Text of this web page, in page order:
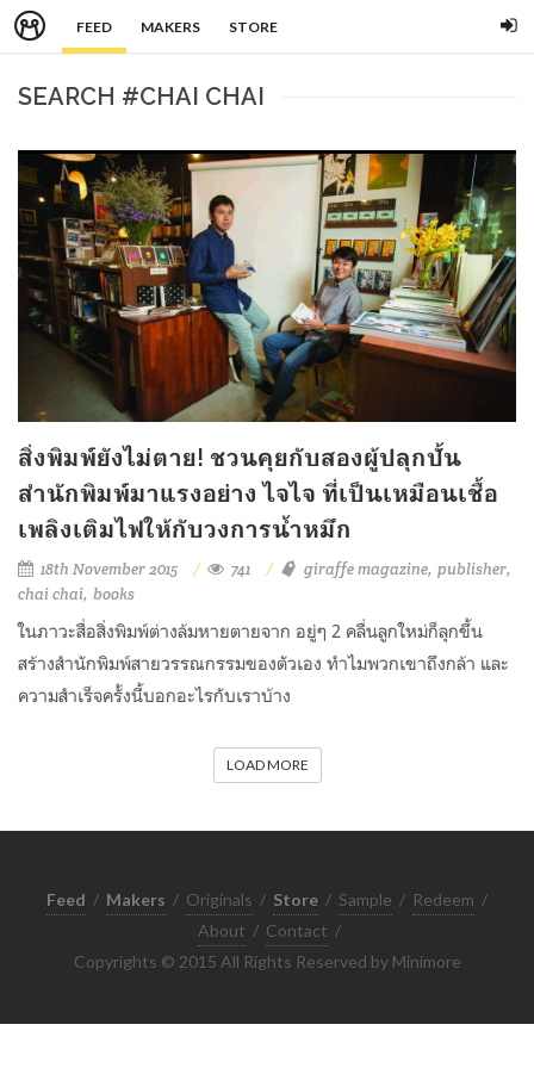
FEED MAKERS STORE
SEARCH #CHAI CHAI
สิ่งพิมพ์ยังไม่ตาย! ชวนคุยกับสองผู้ปลุกปั้น
สำนักพิมพ์มาแรงอย่าง ไจไจ ที่เป็นเหมือนเชื้อ
เพลิงเติมไฟให้กับวงการน้ำหมึก
18th November 2015 741 giraffe magazine publisher
chai chai books
ในภาวะสื่อสิ่งพิมพ์ต่างล้มหายตายจาก อยู่ๆ 2 คลื่นลูกใหม่ก็ลุกขึ้น
สร้างสำนักพิมพ์สายวรรณกรรมของตัวเอง ทำไมพวกเขาถึงกล้า และ
ความสำเร็จครั้งนี้บอกอะไรกับเราบ้าง
LOAD MORE
Feed / Makers / Originals / Store / Sample / Redeem /
About / Contact /
Copyrights © 2015 All Rights Reserved by Minimore